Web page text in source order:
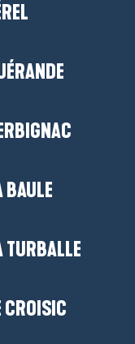
BAULE
TURBALLE
CROISIC
une remise à
accueille toute